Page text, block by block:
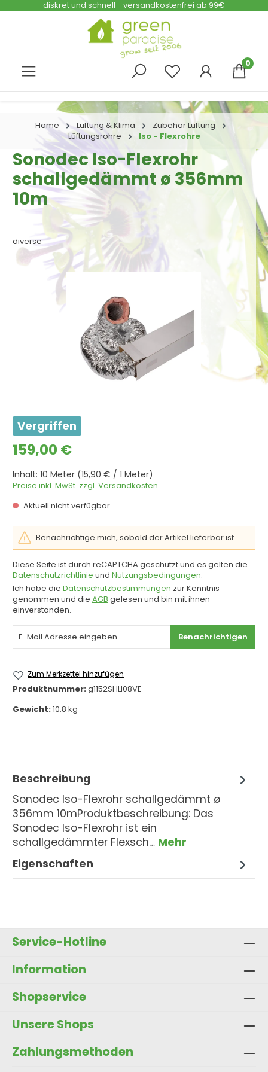
Zum Hauptinhalt springen
diskret und schnell - versandkostenfrei ab 99€
0
Home Lüftung & Klima
Zubehör Lüftung
Lüftungsrohre
Iso - Flexrohre
Sonodec Iso-Flexrohr
schallgedämmt ø 356mm
10m
diverse
Bildergalerie überspringen
Vergriffen
Regulärer Preis:
159,00 €
Inhalt: 10 Meter (15,90 € / 1 Meter)
Preise inkl. MwSt. zzgl. Versandkosten
Aktuell nicht verfügbar
Benachrichtige mich, sobald der Artikel lieferbar ist.
Diese Seite ist durch reCAPTCHA geschützt und es gelten die
Datenschutzrichtlinie und Nutzungsbedingungen.
Ich habe die Datenschutzbestimmungen zur Kenntnis
genommen und die AGB gelesen und bin mit ihnen
einverstanden.
Benachrichtigen
Zum Merkzettel hinzufügen
Produktnummer:g1152SHLI08VE
Gewicht:10.8 kg
Beschreibung
Sonodec Iso-Flexrohr schallgedämmt ø
356mm 10mProduktbeschreibung: Das
Sonodec Iso-Flexrohr ist ein
schallgedämmter Flexsch… Mehr
Eigenschaften
Service-Hotline
Information
Shopservice
Unsere Shops
Zahlungsmethoden